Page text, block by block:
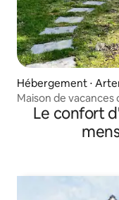
Hébergement ⋅
Maison de
Le confort